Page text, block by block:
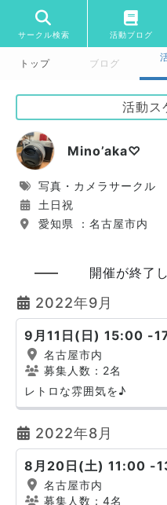
サークル検索 活動ブログ
トップ ブログ
活動ス
Mino’aka♡
写真・カメラサークル
土日祝
愛知県 ：名古屋市内
開催が終了
2022年9月
9月11日(日) 15:00 -
名古屋市内
募集人数：2名
レトロな雰囲気を♪
2022年8月
8月20日(土) 11:00 -
名古屋市内
募集人数：4名